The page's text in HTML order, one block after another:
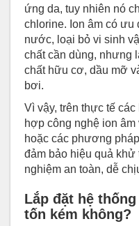
ứng da, tuy nhiên nó
chlorine. Ion âm có ưu
nước, loại bỏ vi sinh
chất cần dùng, nhưng
chất hữu cơ, dầu mỡ
bơi.
Vì vậy, trên thực tế
hợp công nghệ ion
hoặc các phương
đảm bảo hiệu quả khử
nghiệm an toàn, dễ
Lắp đặt hệ
tốn kém không?